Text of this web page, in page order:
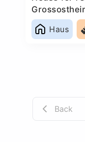
Haus
Back